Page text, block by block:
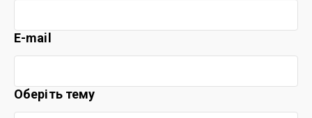
E-mail
Оберіть тему